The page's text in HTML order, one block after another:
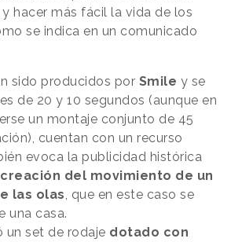
hacer más fácil la vida de los
se indica en un comunicado
sido producidos por Smile y se
de 20 y 10 segundos (aunque en
un montaje conjunto de 45
cuentan con un recurso
evoca la publicidad histórica
del movimiento de un
las olas, que en este caso se
una casa.
un set de rodaje dotado con